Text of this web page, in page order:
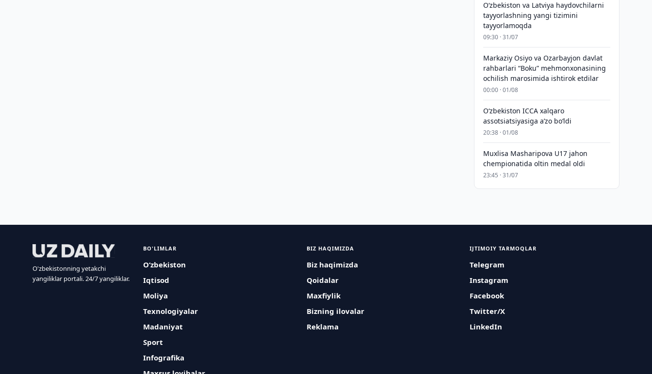
Oʻzbekiston va Latviya haydovchilarni
tayyorlashning yangi tizimini
tayyorlamoqda
09:30 · 31/07
Markaziy Osiyo va Ozarbayjon davlat
rahbarlari “Boku” mehmonxonasining
ochilish marosimida ishtirok etdilar
00:00 · 01/08
O‘zbekiston ICCA xalqaro
assotsiatsiyasiga aʼzo bo‘ldi
20:38 · 01/08
Muxlisa Masharipova U17 jahon
chempionatida oltin medal oldi
23:45 · 31/07
O'zbekistonning yetakchi
yangiliklar portali. 24/7 yangiliklar.
BO'LIMLAR
O‘zbekiston
Iqtisod
Moliya
Texnologiyalar
Madaniyat
Sport
Infografika
BIZ HAQIMIZDA
Biz haqimizda
Qoidalar
Maxfiylik
Bizning ilovalar
Reklama
IJTIMOIY TARMOQLAR
Telegram
Instagram
Facebook
Twitter/X
LinkedIn